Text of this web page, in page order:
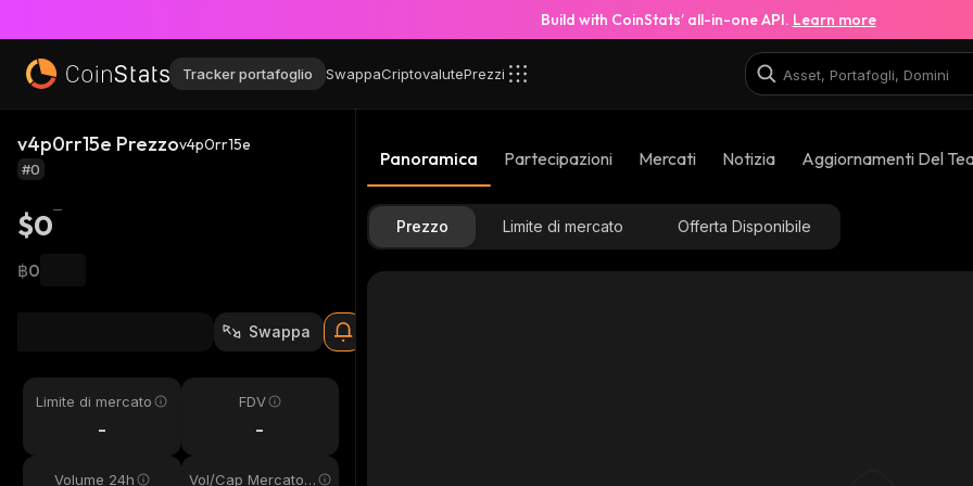
Build with CoinStats’ all-in-one API. Learn more
Tracker portafoglio SwappaCriptovalutePrezzi
v4p0rr15e Prezzov4p0rr15e
#0
$0
฿0
Swappa
Limite di mercato
-
FDV
-
Volume 24h Vol/Cap Mercato
Panoramica Partecipazioni Mercati Notizia Aggiornamenti Del
Prezzo Limite di mercato Offerta Disponibile